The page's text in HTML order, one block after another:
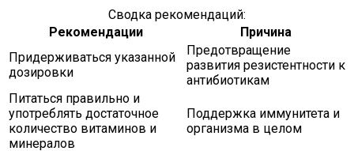
Сводка рекомендаций:
Рекомендации
Причина
Придерживаться указанной
дозировки
Предотвращение
развития резистентности к
антибиотикам
Питаться правильно и
употреблять достаточное
количество витаминов и
минералов
Поддержка иммунитета и
организма в целом